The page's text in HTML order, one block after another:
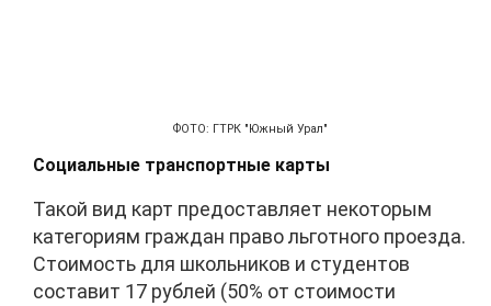
ФОТО: ГТРК "Южный Урал"
Социальные транспортные карты
Такой вид карт предоставляет некоторым
категориям граждан право льготного проезда.
Стоимость для школьников и студентов
составит 17 рублей (50% от стоимости